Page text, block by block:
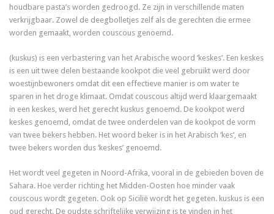
houdbare pasta’s worden gedroogd. Ze zijn in verschillende maten
verkrijgbaar. Zowel de deegbolletjes zelf als de gerechten die ermee
worden gemaakt, worden couscous genoemd.
(kuskus) is een verbastering van het Arabische woord ‘keskes’. Een keskes
is een uit twee delen bestaande kookpot die veel gebruikt werd door
woestijnbewoners omdat dit een effectieve manier is om water te
sparen in het droge klimaat. Omdat couscous altijd werd klaargemaakt
in een keskes, werd het gerecht kuskus genoemd. De kookpot werd
keskes genoemd, omdat de twee onderdelen van de kookpot de vorm
van twee bekers hebben. Het woord beker is in het Arabisch ‘kes’, en
twee bekers worden dus ‘keskes’ genoemd.
Het wordt veel gegeten in Noord-Afrika, vooral in de gebieden boven de
Sahara. Hoe verder richting het Midden-Oosten hoe minder vaak
couscous wordt gegeten. Ook op Sicilië wordt het gegeten. kuskus is een
oud gerecht. De oudste schriftelijke verwijzing is te vinden in het